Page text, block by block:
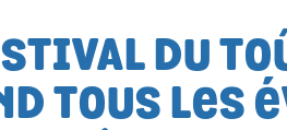
DU
TOUS LES